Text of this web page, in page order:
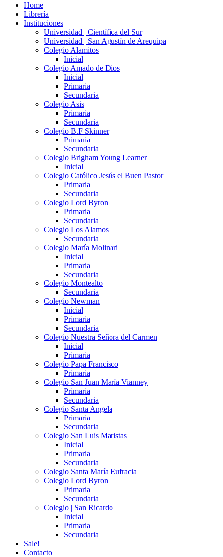
Home
Librería
Instituciones
Universidad | Científica del Sur
Universidad | San Agustín de Arequipa
Colegio Alamitos
Inicial
Colegio Amado de Dios
Inicial
Primaria
Secundaria
Colegio Asis
Primaria
Secundaria
Colegio B.F Skinner
Primaria
Secundaria
Colegio Brigham Young Learner
Inicial
Colegio Católico Jesús el Buen Pastor
Primaria
Secundaria
Colegio Lord Byron
Primaria
Secundaria
Colegio Los Alamos
Secundaria
Colegio María Molinari
Inicial
Primaria
Secundaria
Colegio Montealto
Secundaria
Colegio Newman
Inicial
Primaria
Secundaria
Colegio Nuestra Señora del Carmen
Inicial
Primaria
Colegio Papa Francisco
Primaria
Colegio San Juan María Vianney
Primaria
Secundaria
Colegio Santa Angela
Primaria
Secundaria
Colegio San Luis Maristas
Inicial
Primaria
Secundaria
Colegio Santa María Eufracia
Colegio Lord Byron
Primaria
Secundaria
Colegio | San Ricardo
Inicial
Primaria
Secundaria
Sale!
Contacto